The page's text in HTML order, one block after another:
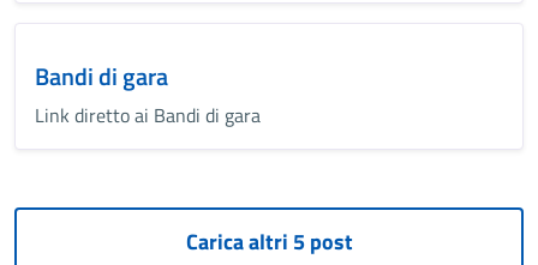
Bandi di gara
Link diretto ai Bandi di gara